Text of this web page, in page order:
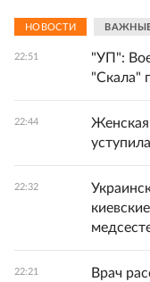
НОВОСТИ
22:51
"УП":
"Скала"
22:44
22:32
22:21
Врач